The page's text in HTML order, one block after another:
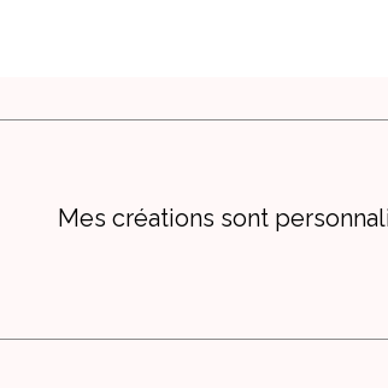
Mes créations sont